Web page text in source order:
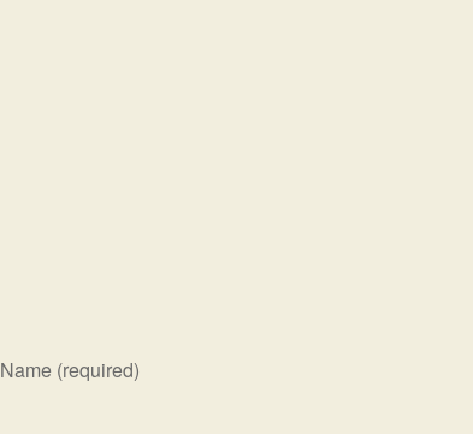
Name (required)